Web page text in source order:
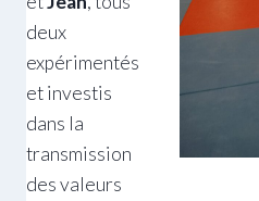
deux
expérimentés
et investis
dans la
transmission
des valeurs